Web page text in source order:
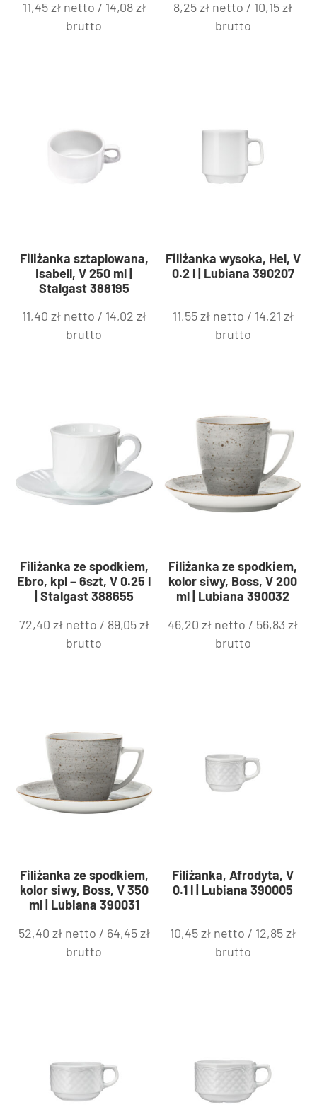
11,45zł netto / 14,08zł
brutto
8,25zł netto / 10,15zł
brutto
Filiżanka sztaplowana,
Isabell, V 250 ml |
Stalgast 388195
11,40 zł netto / 14,02 zł
brutto
Filiżanka wysoka, Hel, V
0.2 l | Lubiana 390207
11,55zł netto / 14,21 zł
brutto
Filiżanka ze spodkiem,
Ebro, kpl – 6szt, V 0.25 l
| Stalgast 388655
72,40 zł netto / 89,05zł
brutto
Filiżanka ze spodkiem,
kolor siwy, Boss, V 200
ml | Lubiana 390032
46,20zł netto / 56,83zł
brutto
Filiżanka ze spodkiem,
kolor siwy, Boss, V 350
ml | Lubiana 390031
52,40 zł netto / 64,45zł
brutto
Filiżanka, Afrodyta, V
0.1 l | Lubiana 390005
10,45zł netto / 12,85zł
brutto